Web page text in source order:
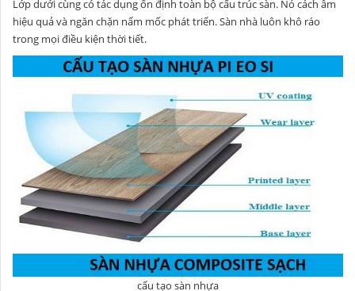
Lớp dưới cùng có tác dụng ổn định toàn bộ cấu trúc sàn. Nó cách âm
hiệu quả và ngăn chặn nấm mốc phát triển. Sàn nhà luôn khô ráo
trong mọi điều kiện thời tiết.
cấu tạo sàn nhựa